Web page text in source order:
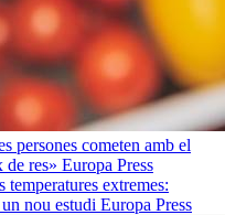
persones cometen amb el
de res» Europa Press
temperatures extremes:
nou estudi Europa Press